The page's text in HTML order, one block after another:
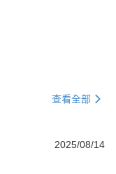
查看全部
2025/08/14